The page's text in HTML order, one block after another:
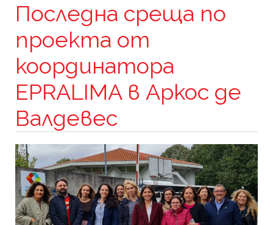
Последна среща по
проекта от
координатора
EPRALIMA в Аркос де
Валдевес